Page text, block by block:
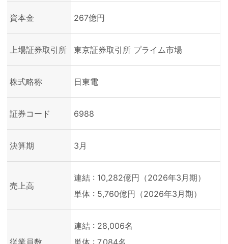
資本金 267億円
上場証券取引所 東京証券取引所 プライム市場
株式略称 日東電
証券コード 6988
決算期 3月
売上高
連結 : 10,282億円（2026年3月期）
単体 : 5,760億円（2026年3月期）
従業員数
連結 : 28,006名
単体 : 7,084名